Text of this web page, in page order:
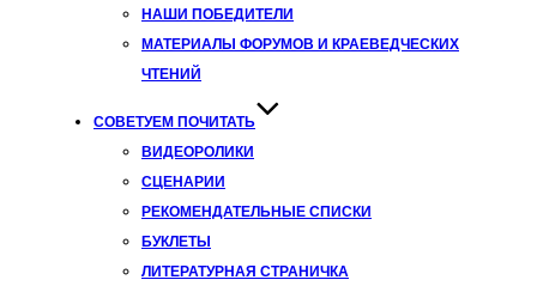
НАШИ ПОБЕДИТЕЛИ
МАТЕРИАЛЫ ФОРУМОВ И КРАЕВЕДЧЕСКИХ
ЧТЕНИЙ
СОВЕТУЕМ ПОЧИТАТЬ
ВИДЕОРОЛИКИ
СЦЕНАРИИ
РЕКОМЕНДАТЕЛЬНЫЕ СПИСКИ
БУКЛЕТЫ
ЛИТЕРАТУРНАЯ СТРАНИЧКА